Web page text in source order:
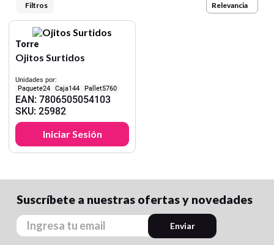
Relevancia
Torre
Ojitos Surtidos
Unidades por:
24
144 5760
EAN:7806505054103
SKU:25982
Iniciar Sesión
Suscríbete a nuestras ofertas y novedades
Enviar
10. lapiz